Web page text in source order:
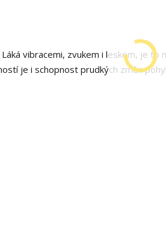
vibracemi, zvukem i leskem, je
je i schopnost prudkých změn